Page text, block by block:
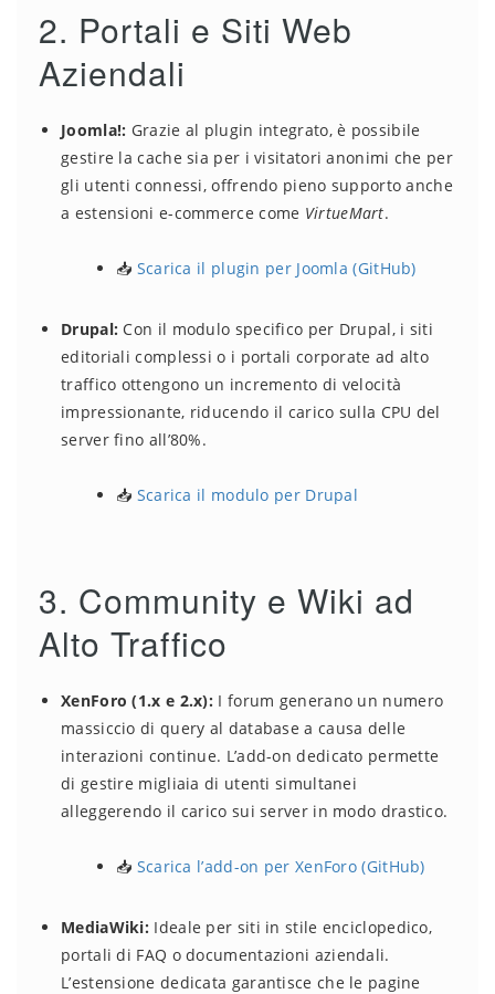
2. Portali e Siti Web
Aziendali
Joomla!: Grazie al plugin integrato, è possibile
gestire la cache sia per i visitatori anonimi che per
gli utenti connessi, offrendo pieno supporto anche
a estensioni e-commerce come VirtueMart.
📥 Scarica il plugin per Joomla (GitHub)
Drupal: Con il modulo specifico per Drupal, i siti
editoriali complessi o i portali corporate ad alto
traffico ottengono un incremento di velocità
impressionante, riducendo il carico sulla CPU del
server fino all’80%.
📥 Scarica il modulo per Drupal
3. Community e Wiki ad
Alto Traffico
XenForo (1.x e 2.x): I forum generano un numero
massiccio di query al database a causa delle
interazioni continue. L’add-on dedicato permette
di gestire migliaia di utenti simultanei
alleggerendo il carico sui server in modo drastico.
📥 Scarica l’add-on per XenForo (GitHub)
MediaWiki: Ideale per siti in stile enciclopedico,
portali di FAQ o documentazioni aziendali.
L’estensione dedicata garantisce che le pagine